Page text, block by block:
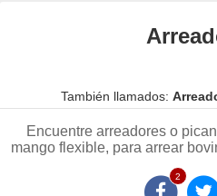
También llamados:
Encuentre arreadores o
mango flexible, para arrear
2